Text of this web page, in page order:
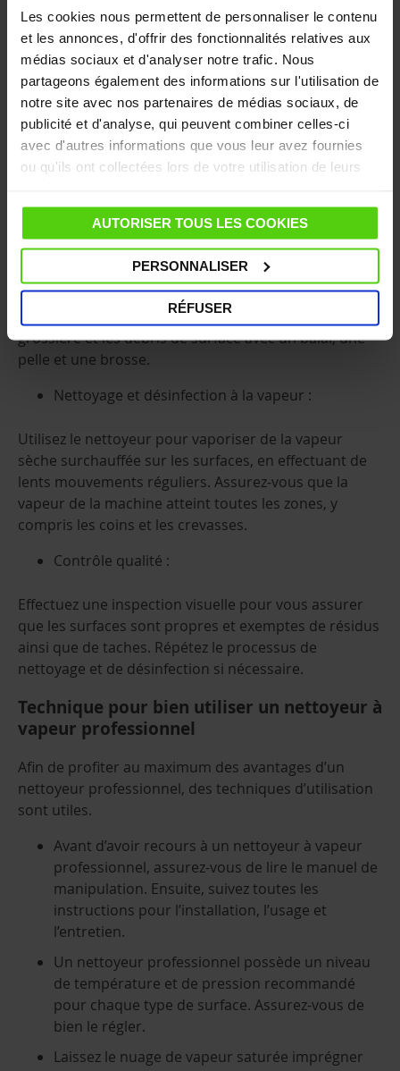
Les cookies nous permettent de personnaliser le contenu
et les annonces, d'offrir des fonctionnalités relatives aux
médias sociaux et d'analyser notre trafic. Nous
partageons également des informations sur l'utilisation de
notre site avec nos partenaires de médias sociaux, de
publicité et d'analyse, qui peuvent combiner celles-ci
avec d'autres informations que vous leur avez fournies
ou qu'ils ont collectées lors de votre utilisation de leurs
AUTORISER TOUS LES COOKIES
PERSONNALISER
RÉFUSER
Les étapes du nettoyage et de la
désinfection professionnels à la vapeur
Voici quelques étapes importantes pour effectuer un
nettoyage et une désinfection efficaces à l’aide d’un
nettoyeur à vapeur dans un café :
Préparation :
les équipements inutiles des zones que vous
souhaitez nettoyer. Vérifiez également que les
surfaces sont à une température suffisamment basse
pour permettre le nettoyage à la vapeur.
Avant de commencer le nettoyage, retirez la saleté
grossière et les débris de surface avec un balai, une
pelle et une brosse.
Nettoyage et désinfection à la vapeur :
Utilisez le nettoyeur pour vaporiser de la vapeur
sèche surchauffée sur les surfaces, en effectuant de
lents mouvements réguliers. Assurez-vous que la
vapeur de la machine atteint toutes les zones, y
compris les coins et les crevasses.
Contrôle qualité :
Effectuez une inspection visuelle pour vous assurer
que les surfaces sont propres et exemptes de résidus
ainsi que de taches. Répétez le processus de
nettoyage et de désinfection si nécessaire.
Technique pour bien utiliser un nettoyeur à
vapeur professionnel
Afin de profiter au maximum des avantages d’un
nettoyeur professionnel, des techniques d’utilisation
sont utiles.
Avant d’avoir recours à un nettoyeur à vapeur
professionnel, assurez-vous de lire le manuel de
manipulation. Ensuite, suivez toutes les
instructions pour l’installation, l’usage et
l’entretien.
Un nettoyeur professionnel possède un niveau
de température et de pression recommandé
pour chaque type de surface. Assurez-vous de
bien le régler.
Laissez le nuage de vapeur saturée imprégner